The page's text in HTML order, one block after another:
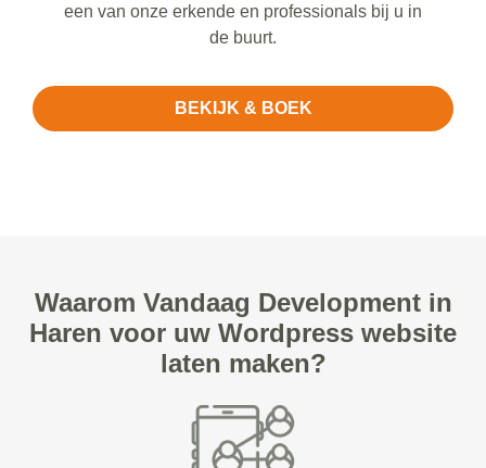
een van onze erkende en professionals bij u in
de buurt.
BEKIJK & BOEK
Waarom Vandaag Development in
Haren voor uw Wordpress website
laten maken?